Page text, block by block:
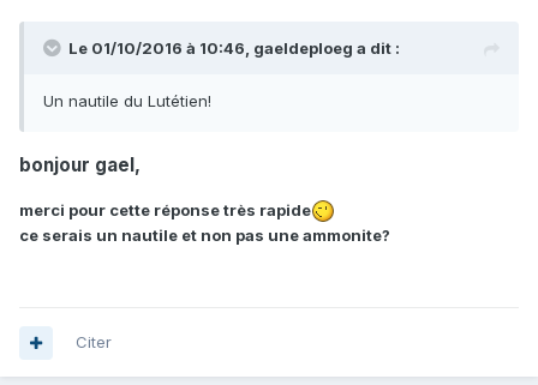
Le 01/10/2016 à 10:46, gaeldeploeg a dit :
Un nautile du Lutétien!
bonjour gael,
merci pour cette réponse très rapide
ce serais un nautile et non pas une ammonite?
Citer